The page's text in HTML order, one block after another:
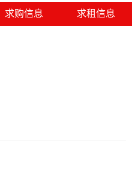
求购信息 求租信息